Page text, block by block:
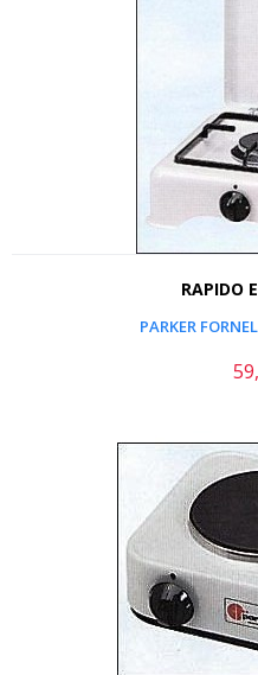
RAPIDO
PARKER